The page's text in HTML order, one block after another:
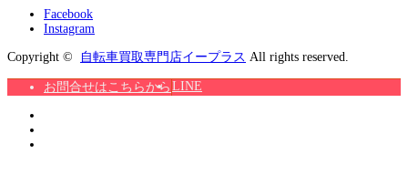
Facebook
Instagram
Copyright © 自転車買取専門店イープラス All rights reserved.
お問合せはこちらから LINE